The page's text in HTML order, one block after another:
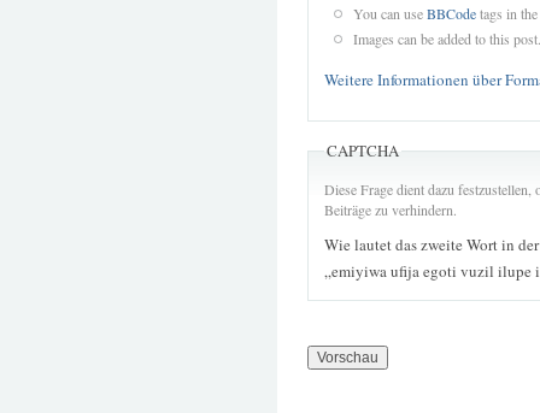
You can useBBCodetags in
Images can be added to this post.
Weitere Informationen über
CAPTCHA
Diese Frage dient dazu
Beiträge zu verhindern.
Wie lautet das zweite Wort in
„emiyiwa ufija egoti vuzil ilupe